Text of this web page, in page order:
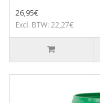
26,95€
Excl. BTW: 22,27€